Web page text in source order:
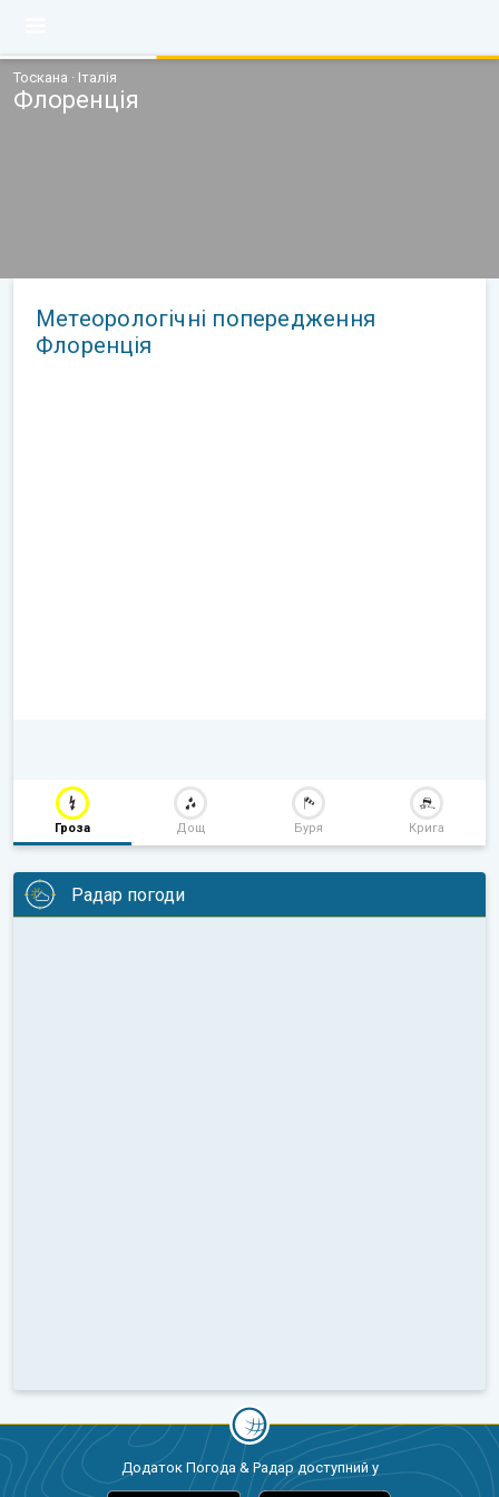
Тоскана · Італія
Флоренція
Метеорологічні попередження
Флоренція
Гроза Дощ Буря Крига
Радар погоди
Додаток Погода & Радар доступний у